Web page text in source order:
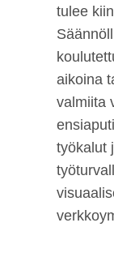
tulee
aikoina
valmiita
työkalut